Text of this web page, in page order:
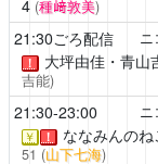
4(種﨑敦美)
21:30ごろ配信 ニ
！ 大坪由佳・青山
吉能)
21:30-23:00 ニ
￥ ！ ななみんのね
51 (山下七海)